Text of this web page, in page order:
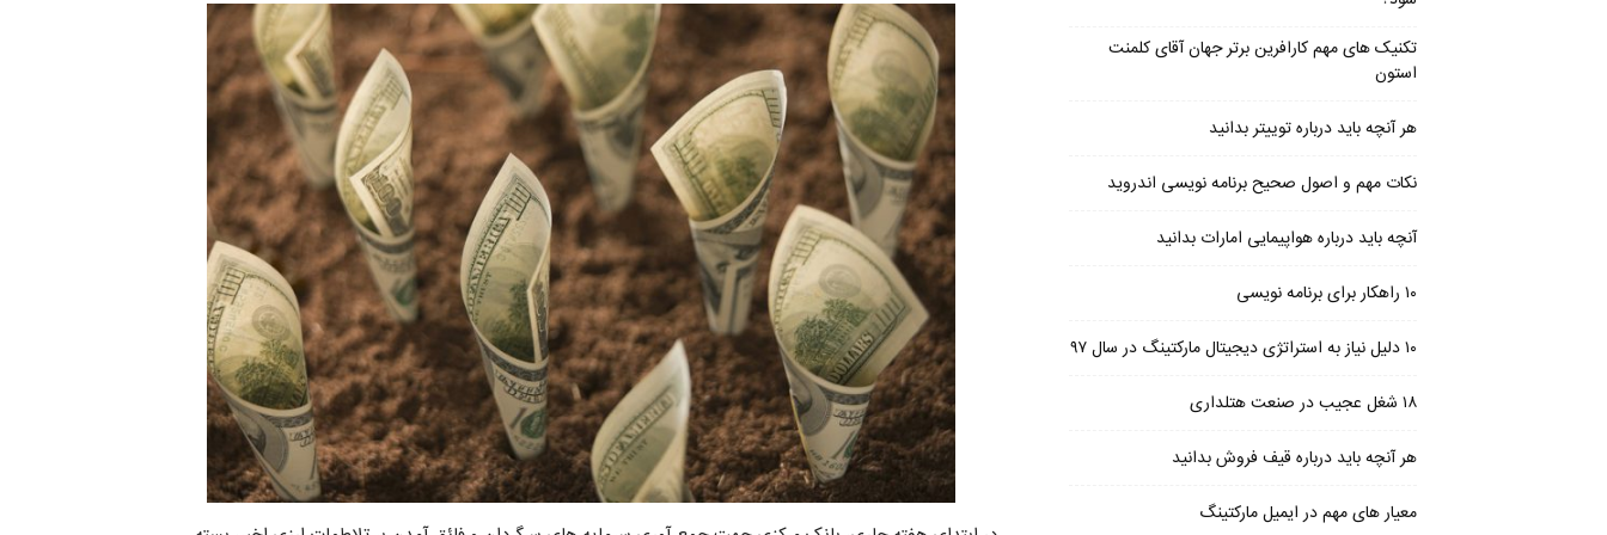
تکنیک های مهم کارافرین برتر جهان آقای کلمنت
استون
هر آنچه باید درباره توییتر بدانید
نکات مهم و اصول صحیح برنامه نویسی اندروید
آنچه باید درباره هواپیمایی امارات بدانید
۱۰ راهکار برای برنامه نویسی
۱۰ دلیل نیاز به استراتژی دیجیتال مارکتینگ در سال ۹۷
۱۸ شغل عجیب در صنعت هتلداری
هر آنچه باید درباره قیف فروش بدانید
معیار های مهم در ایمیل مارکتینگ